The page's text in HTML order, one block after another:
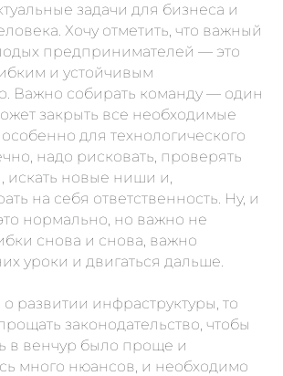
задачи для бизнеса и
Хочу отметить, что важный
предпринимателей — это
и устойчивым
Важно собирать команду — один
закрыть все необходимые
для технологического
надо рисковать, проверять
искать новые ниши и,
на себя ответственность. Ну, и
нормально, но важно не
снова и снова, важно
уроки и двигаться дальше.
о развитии инфраструктуры, то
законодательство, чтобы
в венчур было проще и
много нюансов, и необходимо